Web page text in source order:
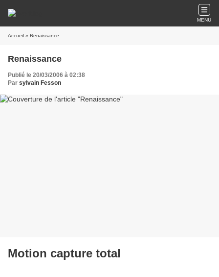
MENU
Accueil » Renaissance
Renaissance
Publié le 20/03/2006 à 02:38
Par sylvain Fesson
Motion capture total